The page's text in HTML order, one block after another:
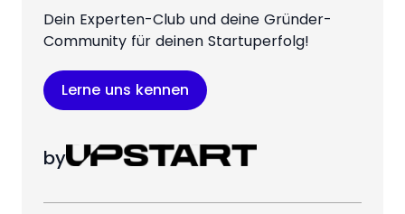
Dein Experten-Club und deine Gründer-
Community für deinen Startuperfolg!
Lerne uns kennen
by